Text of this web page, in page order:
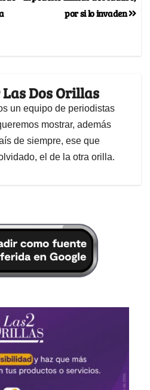
por si lo invaden
Las Dos Orillas
un equipo de periodistas
mostrar, además
de siempre, ese que
el de la otra orilla.